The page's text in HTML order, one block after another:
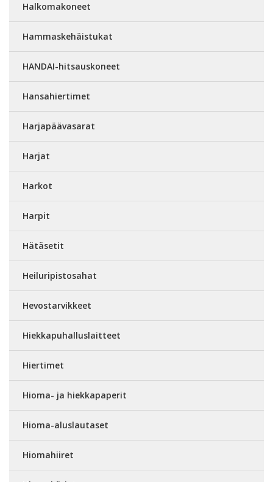
Halkomakoneet
Hammaskehäistukat
HANDAI-hitsauskoneet
Hansahiertimet
Harjapäävasarat
Harjat
Harkot
Harpit
Hätäsetit
Heiluripistosahat
Hevostarvikkeet
Hiekkapuhalluslaitteet
Hiertimet
Hioma- ja hiekkapaperit
Hioma-aluslautaset
Hiomahiiret